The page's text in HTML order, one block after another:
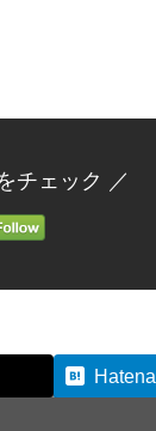
チェック ／
Hatena